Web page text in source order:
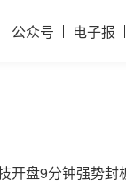
公众号 电子报